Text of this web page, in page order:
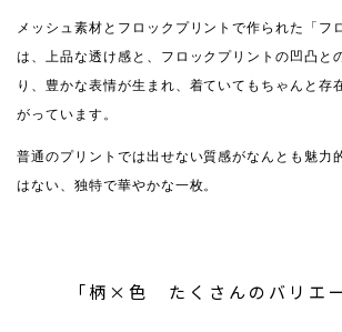
メッシュ素材とフロックプリントで作られた「フ
は、上品な透け感と、フロックプリントの凹凸と
り、豊かな表情が生まれ、着ていてもちゃんと存
がっています。
普通のプリントでは出せない質感がなんとも魅力
はない、独特で華やかな一枚。
「柄×色 たくさんのバリエ